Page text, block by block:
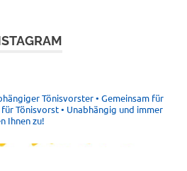
Tönisvorster • Gemeinsam für
Tönisvorst • Unabhängig und immer
Ihnen zu!